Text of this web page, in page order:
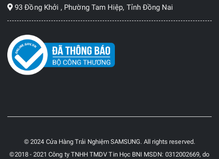
93 Đồng Khởi , Phường Tam Hiệp, Tỉnh Đồng Nai
© 2024 Cửa Hàng Trải Nghiệm SAMSUNG. All rights reserved.
©2018 - 2021 Công ty TNHH TMDV Tin Học BNI MSDN: 0312002669, do